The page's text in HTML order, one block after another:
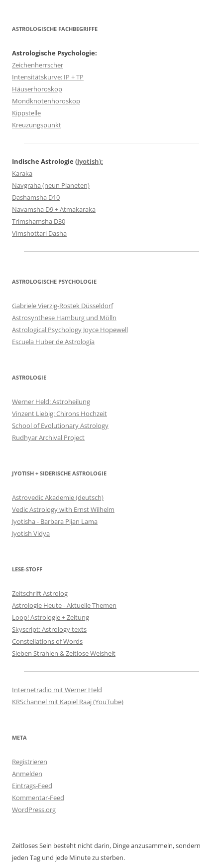
ASTROLOGISCHE FACHBEGRIFFE
Astrologische Psychologie:
Zeichenherrscher
Intensitätskurve: IP + TP
Häuserhoroskop
Mondknotenhoroskop
Kippstelle
Kreuzungspunkt
Indische Astrologie (Jyotish):
Karaka
Navgraha (neun Planeten)
Dashamsha D10
Navamsha D9 + Atmakaraka
Trimshamsha D30
Vimshottari Dasha
ASTROLOGISCHE PSYCHOLOGIE
Gabriele Vierzig-Rostek Düsseldorf
Astrosynthese Hamburg und Mölln
Astrological Psychology Joyce Hopewell
Escuela Huber de Astrología
ASTROLOGIE
Werner Held: Astroheilung
Vinzent Liebig: Chirons Hochzeit
School of Evolutionary Astrology
Rudhyar Archival Project
JYOTISH + SIDERISCHE ASTROLOGIE
Astrovedic Akademie (deutsch)
Vedic Astrology with Ernst Wilhelm
Jyotisha - Barbara Pijan Lama
Jyotish Vidya
LESE-STOFF
Zeitschrift Astrolog
Astrologie Heute - Aktuelle Themen
Loop! Astrologie + Zeitung
Skyscript: Astrology texts
Constellations of Words
Sieben Strahlen & Zeitlose Weisheit
Internetradio mit Werner Held
KRSchannel mit Kapiel Raaj (YouTube)
META
Registrieren
Anmelden
Eintrags-Feed
Kommentar-Feed
WordPress.org
Zeitloses Sein besteht nicht darin, Dinge anzusammeln, sondern
jeden Tag und jede Minute zu sterben.